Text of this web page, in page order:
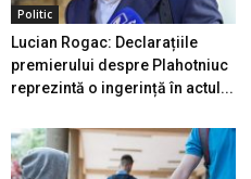
Politic
Lucian Rogac: Declarațiile
premierului despre Plahotniuc
reprezintă o ingerință în actul...